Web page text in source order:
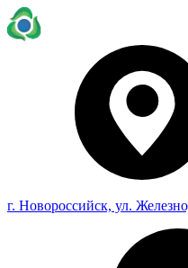
г. Новороссийск, ул.